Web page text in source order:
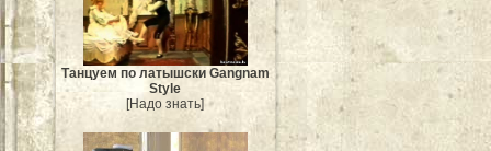
Танцуем по латышски Gangnam
Style
[Надо знать]